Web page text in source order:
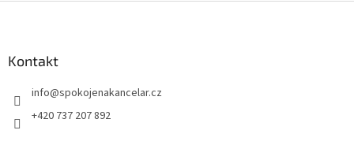
Kontakt
info@spokojenakancelar.cz
+420 737 207 892